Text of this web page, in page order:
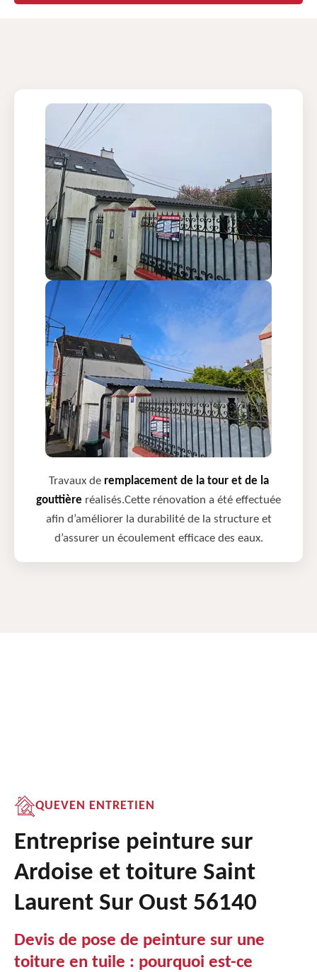
Travaux de remplacement de la tour et de la
gouttière réalisés.Cette rénovation a été effectuée
afin d’améliorer la durabilité de la structure et
d’assurer un écoulement efficace des eaux.
QUEVEN ENTRETIEN
Entreprise peinture sur
Ardoise et toiture Saint
Laurent Sur Oust 56140
Devis de pose de peinture sur une
toiture en tuile : pourquoi est-ce